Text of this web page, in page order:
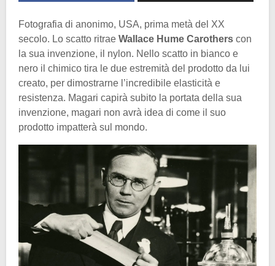
Fotografia di anonimo, USA, prima metà del XX
secolo. Lo scatto ritrae Wallace Hume Carothers con
la sua invenzione, il nylon. Nello scatto in bianco e
nero il chimico tira le due estremità del prodotto da lui
creato, per dimostrarne l’incredibile elasticità e
resistenza. Magari capirà subito la portata della sua
invenzione, magari non avrà idea di come il suo
prodotto impatterà sul mondo.